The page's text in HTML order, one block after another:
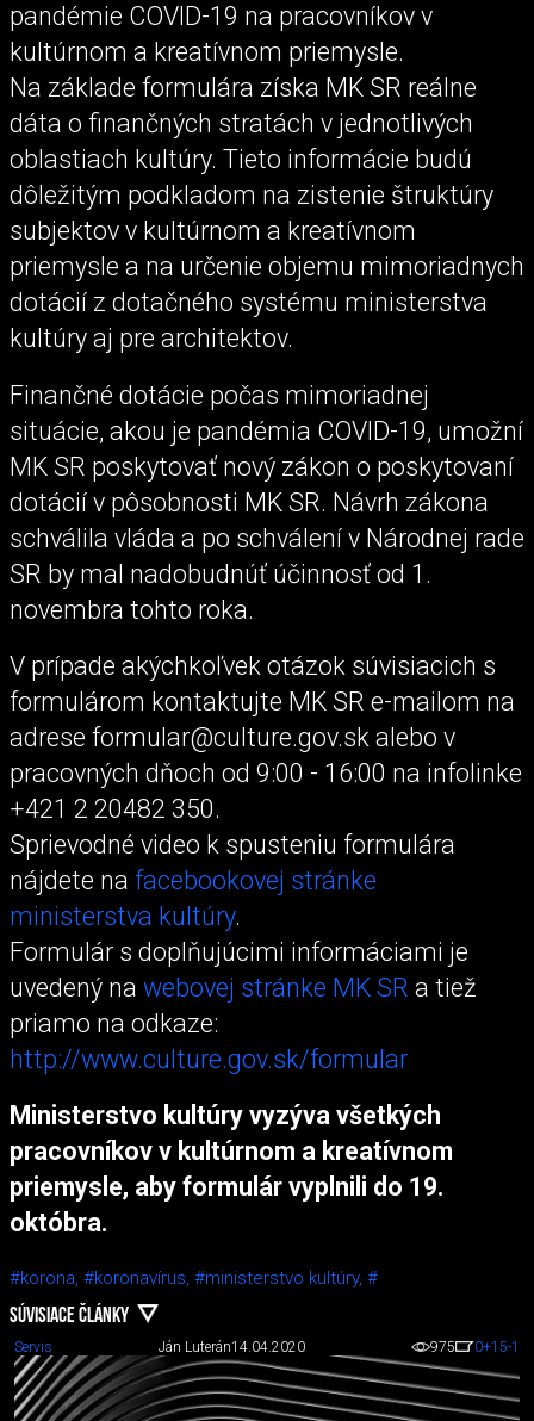
pandémie COVID-19 na pracovníkov v
kultúrnom a kreatívnom priemysle.
Na základe formulára získa MK SR reálne
dáta o finančných stratách v jednotlivých
oblastiach kultúry. Tieto informácie budú
dôležitým podkladom na zistenie štruktúry
subjektov v kultúrnom a kreatívnom
priemysle a na určenie objemu mimoriadnych
dotácií z dotačného systému ministerstva
kultúry aj pre architektov.
Finančné dotácie počas mimoriadnej
situácie, akou je pandémia COVID-19, umožní
MK SR poskytovať nový zákon o poskytovaní
dotácií v pôsobnosti MK SR. Návrh zákona
schválila vláda a po schválení v Národnej rade
SR by mal nadobudnúť účinnosť od 1.
novembra tohto roka.
V prípade akýchkoľvek otázok súvisiacich s
formulárom kontaktujte MK SR e-mailom na
adrese formular@culture.gov.sk alebo v
pracovných dňoch od 9:00 - 16:00 na infolinke
+421 2 20482 350.
Sprievodné video k spusteniu formulára
nájdete na facebookovej stránke
ministerstva kultúry.
Formulár s doplňujúcimi informáciami je
uvedený na webovej stránke MK SR a tiež
priamo na odkaze:
http://www.culture.gov.sk/formular
Ministerstvo kultúry vyzýva všetkých
pracovníkov v kultúrnom a kreatívnom
priemysle, aby formulár vyplnili do 19.
októbra.
#korona, #koronavírus, #ministerstvo kultúry, #
SÚVISIACE ČLÁNKY
Servis Ján Luterán14.04.2020 975 0+15-1